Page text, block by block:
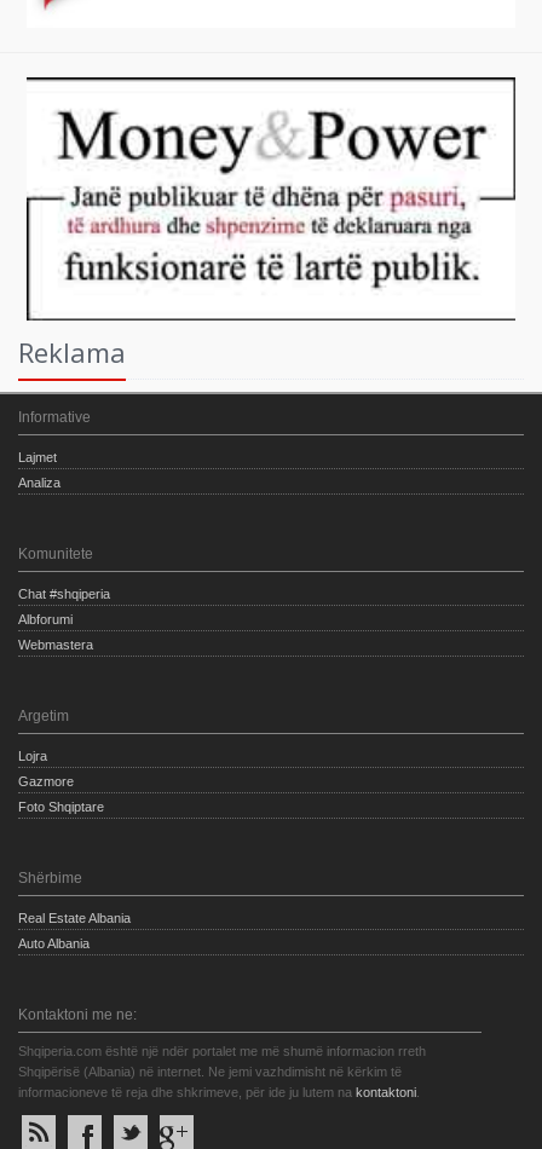
Reklama
Informative
Lajmet
Analiza
Komunitete
Chat #shqiperia
Albforumi
Webmastera
Argetim
Lojra
Gazmore
Foto Shqiptare
Shërbime
Real Estate Albania
Auto Albania
Kontaktoni me ne:
Shqiperia.com është një ndër portalet me më shumë informacion rreth
Shqipërisë (Albania) në internet. Ne jemi vazhdimisht në kërkim të
informacioneve të reja dhe shkrimeve, për ide ju lutem na kontaktoni